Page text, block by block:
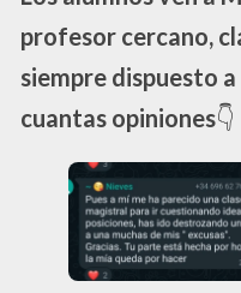
profesor cercano,
siempre dispuesto
cuantas opiniones👇